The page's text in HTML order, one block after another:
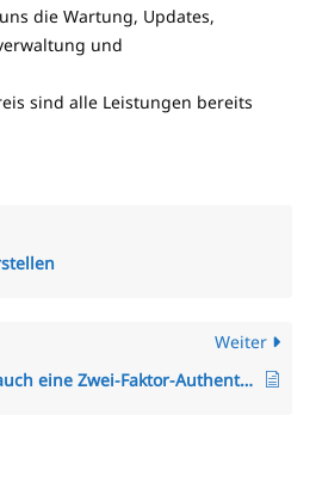
die Wartung, Updates,
und
sind alle Leistungen bereits
Weiter
Hat das TimO-System auch eine Zwei-Faktor-Authentifizierung (2FA)?